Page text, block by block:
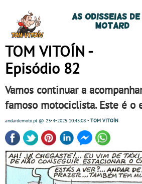
As odisseias de
motard
TOM VITOÍN -
Episódio 82
Vamos continuar a
famoso motociclista. Este é o
andardemoto.pt@ 23-4-2025 10:45:08 - TOM VITOÍN